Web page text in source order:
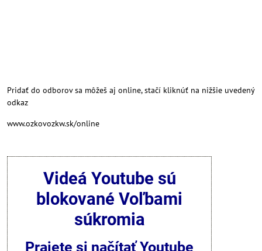
Pridať do odborov sa môžeš aj online, stačí kliknúť na nižšie uvedený
odkaz
www.ozkovozkw.sk/online
Videá Youtube sú
blokované Voľbami
súkromia
Prajete si načítať Youtube